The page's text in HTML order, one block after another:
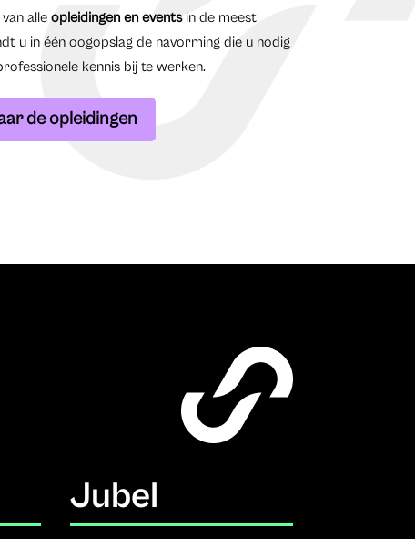
alle opleidingen en eventsin de meest
u in één oogopslag de navorming die u nodig
kennis bij te werken.
de opleidingen
Jubel